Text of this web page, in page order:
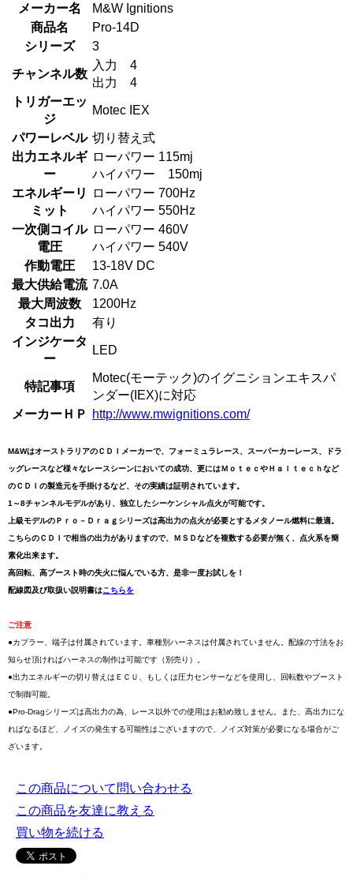
メーカー名
M&W Ignitions
商品名
Pro-14D
シリーズ
3
チャンネル数
入力 4
出力 4
トリガーエッ
ジ
Motec IEX
パワーレベル 切り替え式
出力エネルギ
ー
ローパワー 115mj
ハイパワー 150mj
エネルギーリ
ミット
ローパワー 700Hz
ハイパワー 550Hz
一次側コイル
電圧
ローパワー 460V
ハイパワー 540V
作動電圧
13-18V DC
最大供給電流 7.0A
最大周波数
1200Hz
タコ出力
有り
インジケータ
ー
LED
特記事項
Motec(モーテック)のイグニションエキスパ
ンダー(IEX)に対応
メーカーＨＰ
http://www.mwignitions.com/
M&WはオーストラリアのＣＤＩメーカーで、フォーミュラレース、スーパーカーレース、ドラ
ッグレースなど様々なレースシーンにおいての成功、更にはＭｏｔｅｃやＨａｌｔｅｃｈなど
のＣＤＩの製造元を手掛けるなど、その実績は証明されています。
1～8チャンネルモデルがあり、独立したシーケンシャル点火が可能です。
上級モデルのＰｒｏ－Ｄｒａｇシリーズは高出力の点火が必要とするメタノール燃料に最適。
こちらのＣＤＩで相当の出力がありますので、ＭＳＤなどを複数する必要が無く、点火系を簡
素化出来ます。
高回転、高ブースト時の失火に悩んでいる方、是非一度お試しを！
配線図及び取扱い説明書はこちらを
ご注意
●カプラー、端子は付属されています。車種別ハーネスは付属されていません。配線の寸法をお
知らせ頂ければハーネスの制作は可能です（別売り）。
●出力エネルギーの切り替えはＥＣＵ、もしくは圧力センサーなどを使用し、回転数やブースト
で制御可能。
●Pro-Dragシリーズは高出力の為、レース以外での使用はお勧め致しません。また、高出力にな
ればなるほど、ノイズの発生する可能性はございますので、ノイズ対策が必要になる場合がご
ざいます。
この商品について問い合わせる
この商品を友達に教える
買い物を続ける